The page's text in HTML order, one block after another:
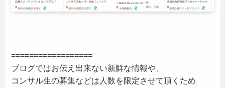
==================
ブログではお伝え出来ない新鮮な情報や、
コンサル生の募集などは人数を限定させて頂くため